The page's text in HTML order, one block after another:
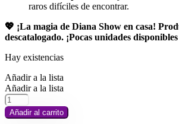
raros difíciles de encontrar.
💖 ¡La magia de Diana Show en casa!
descatalogado. ¡Pocas unidades
Hay existencias
Añadir a la lista
Añadir a la lista
Añadir al carrito